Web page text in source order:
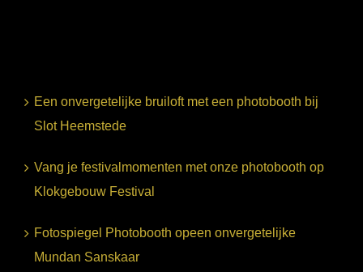
Een onvergetelijke bruiloft met een photobooth bij
Slot Heemstede
Vang je festivalmomenten met onze photobooth op
Klokgebouw Festival
Fotospiegel Photobooth opeen onvergetelijke
Mundan Sanskaar